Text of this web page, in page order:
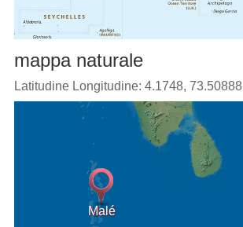
mappa naturale
Latitudine Longitudine: 4.1748, 73.50888
Malé